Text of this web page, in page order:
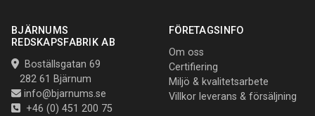
BJÄRNUMS
REDSKAPSFABRIK AB
Boställsgatan 69
282 61 Bjärnum
info@bjarnums.se
+46 (0) 451 200 75
FÖRETAGSINFO
Om oss
Certifiering
Miljö & kvalitetsarbete
Villkor leverans & försäljning